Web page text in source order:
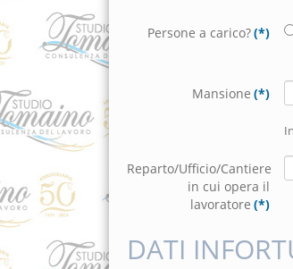
Persone a carico?(*)
Mansione (*)
Reparto/Ufficio/Cantiere
in cui opera il
lavoratore (*)
DATI